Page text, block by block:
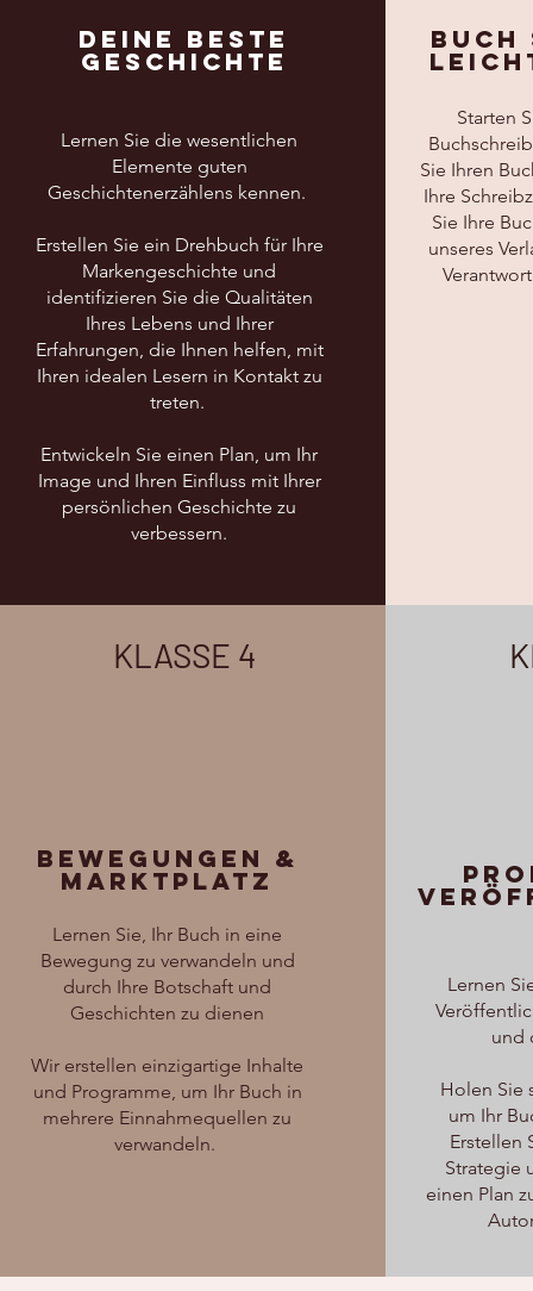
deine beste
geschichte
Lernen Sie die wesentlichen
Elemente guten
Geschichtenerzählens kennen.
Erstellen Sie ein Drehbuch für Ihre
Markengeschichte und
identifizieren Sie die Qualitäten
Ihres Lebens und Ihrer
Erfahrungen, die Ihnen helfen, mit
Ihren idealen Lesern in Kontakt zu
treten.
Entwickeln Sie einen Plan, um Ihr
Image und Ihren Einfluss mit Ihrer
persönlichen Geschichte zu
verbessern.
Buch
Starten
Sie Ihren
Ihre
Sie Ihre
unseres
KLASSE 4
Bewegungen &
Marktplatz
Lernen Sie, Ihr Buch in eine
Bewegung zu verwandeln und
durch Ihre Botschaft und
Geschichten zu dienen
Wir erstellen einzigartige Inhalte
und Programme, um Ihr Buch in
mehrere Einnahmequellen zu
verwandeln.
Lernen
und
Holen Sie
um Ihr
Erstellen
Strategie
einen Plan